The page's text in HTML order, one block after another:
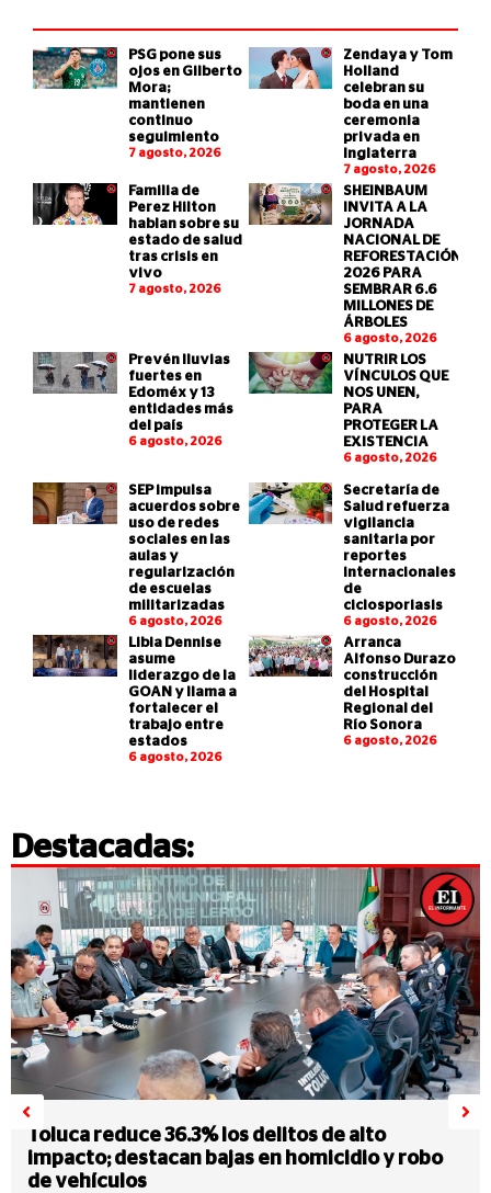
PSG pone sus
ojos en Gilberto
Mora;
mantienen
continuo
seguimiento
7 agosto, 2026
Zendaya y Tom
Holland
celebran su
boda en una
ceremonia
privada en
Inglaterra
7 agosto, 2026
Familia de
Perez Hilton
hablan sobre su
estado de salud
tras crisis en
vivo
7 agosto, 2026
SHEINBAUM
INVITA A LA
JORNADA
NACIONAL DE
REFORESTACIÓN
2026 PARA
SEMBRAR 6.6
MILLONES DE
ÁRBOLES
6 agosto, 2026
Prevén lluvias
fuertes en
Edoméx y 13
entidades más
del país
6 agosto, 2026
NUTRIR LOS
VÍNCULOS QUE
NOS UNEN,
PARA
PROTEGER LA
EXISTENCIA
6 agosto, 2026
SEP impulsa
acuerdos sobre
uso de redes
sociales en las
aulas y
regularización
de escuelas
militarizadas
6 agosto, 2026
Secretaría de
Salud refuerza
vigilancia
sanitaria por
reportes
internacionales
de
ciclosporiasis
6 agosto, 2026
Libia Dennise
asume
liderazgo de la
GOAN y llama a
fortalecer el
trabajo entre
estados
6 agosto, 2026
Arranca
Alfonso Durazo
construcción
del Hospital
Regional del
Río Sonora
6 agosto, 2026
Destacadas:
Toluca reduce 36.3% los delitos de alto
impacto; destacan bajas en homicidio y robo
de vehículos